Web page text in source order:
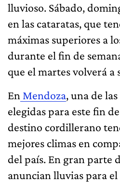
lluvioso. Sábado,
en las cataratas, que
máximas superiores a
durante el fin de
que el martes volverá a
En Mendoza, una de
elegidas para este fin
destino cordillerano
mejores climas en
del país. En gran parte
anuncian lluvias para el